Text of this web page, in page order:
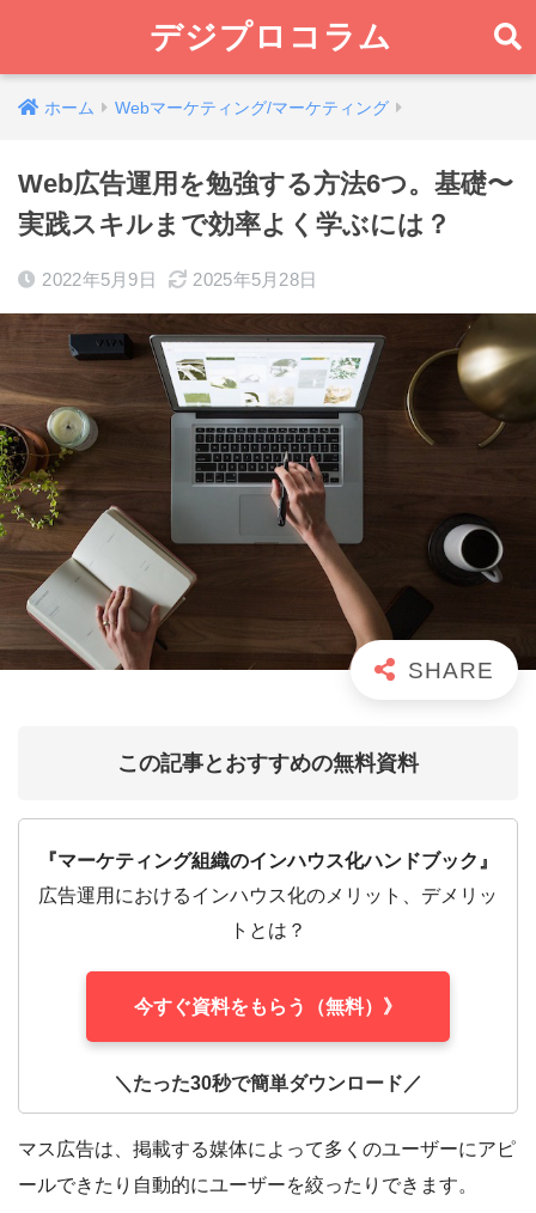
デジプロコラム
ホーム Webマーケティング/マーケティング
Web広告運用を勉強する方法6つ。基礎〜
実践スキルまで効率よく学ぶには？
2022年5月9日 2025年5月28日
この記事とおすすめの無料資料
『マーケティング組織のインハウス化ハンドブック』
広告運用におけるインハウス化のメリット、デメリッ
トとは？
今すぐ資料をもらう（無料）》
＼たった30秒で簡単ダウンロード／
マス広告は、掲載する媒体によって多くのユーザーにアピ
ールできたり自動的にユーザーを絞ったりできます。